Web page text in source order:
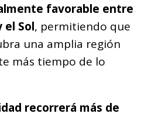
favorable entre
el Sol, permitiendo que
una amplia región
más tiempo de lo
recorrerá más de